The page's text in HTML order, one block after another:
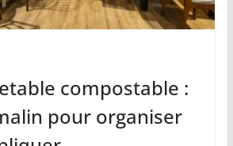
compostable :
pour organiser